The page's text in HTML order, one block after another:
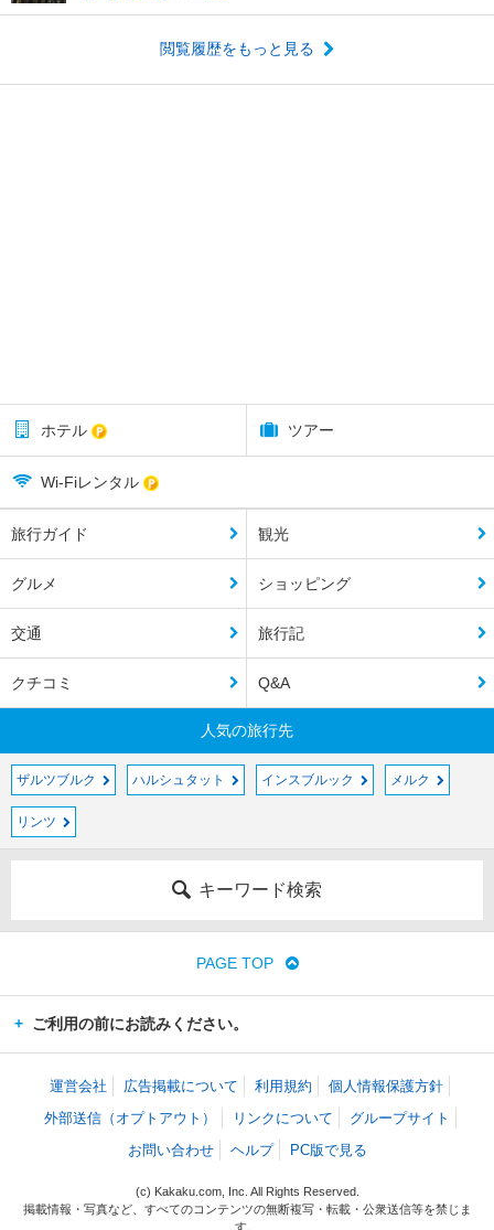
閲覧履歴をもっと見る
ホテル ツアー
Wi-Fiレンタル
旅行ガイド 観光
グルメ ショッピング
交通 旅行記
クチコミ Q&A
人気の旅行先
ザルツブルク ハルシュタット インスブルック メルク
リンツ
キーワード検索
PAGE TOP
ご利用の前にお読みください。
運営会社 広告掲載について 利用規約
個人情報保護方針
外部送信（オプトアウト）
リンクについて
グループサイト
お問い合わせ
ヘルプ PC版で見る
(c) Kakaku.com, Inc. All Rights Reserved.
掲載情報・写真など、すべてのコンテンツの無断複写・転載・公衆送信等を禁じま
す。